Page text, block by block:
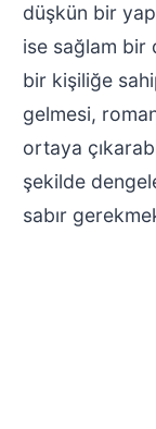
düşkün bir
ise sağlam bir
bir kişiliğe
gelmesi,
ortaya
şekilde
sabır